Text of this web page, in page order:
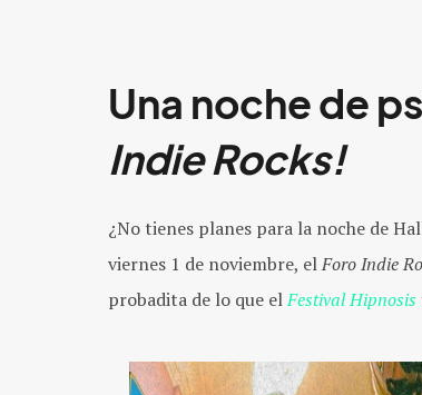
Una noche de
Indie Rocks!
¿No tienes planes para la noche de
viernes 1 de noviembre, elForo Indie
probadita de lo que elFestival Hipnosis